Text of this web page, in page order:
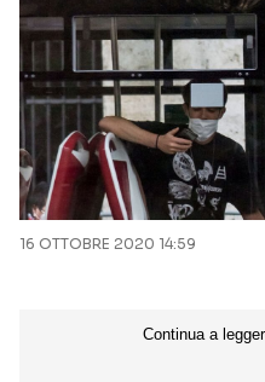
16 OTTOBRE 2020 14:59